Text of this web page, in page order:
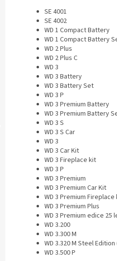
SE 4001
SE 4002
WD 1 Compact Battery
WD 1 Compact Battery
WD 2 Plus
WD 2 Plus C
WD 3
WD 3 Battery
WD 3 Battery Set
WD 3 P
WD 3 Premium Battery
WD 3 Premium Battery
WD 3 S
WD 3 S Car
WD 3
WD 3 Car Kit
WD 3 Fireplace kit
WD 3 P
WD 3 Premium
WD 3 Premium Car Kit
WD 3 Premium Fireplace
WD 3 Premium Plus
WD 3 Premium edice 25
WD 3.200
WD 3.300 M
WD 3.320 M Steel
WD 3.500 P